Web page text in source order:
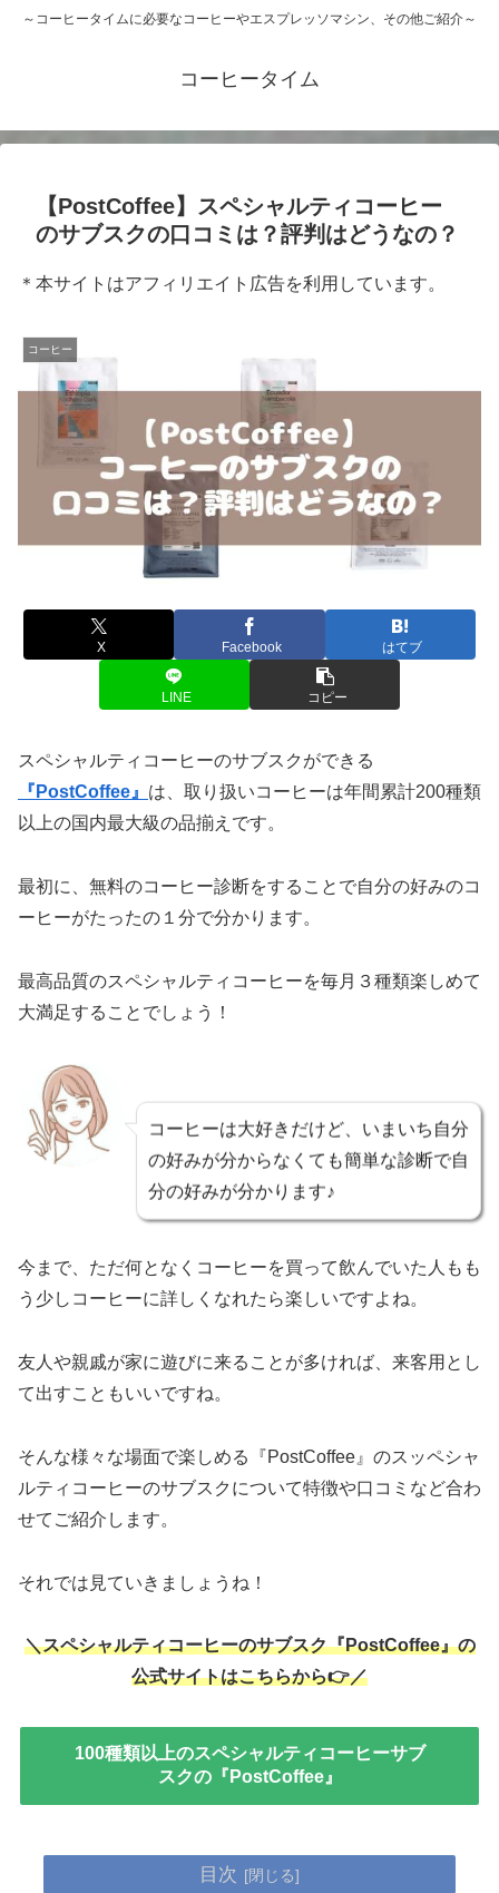
～コーヒータイムに必要なコーヒーやエスプレッソマシン、その他ご紹介～
コーヒータイム
【PostCoffee】スペシャルティコーヒー
のサブスクの口コミは？評判はどうなの？
＊本サイトはアフィリエイト広告を利用しています。
コーヒー
X Facebook はてブ
LINE コピー
スペシャルティコーヒーのサブスクができる
『PostCoffee』 は、取り扱いコーヒーは年間累計200種類
以上の国内最大級の品揃えです。
最初に、無料のコーヒー診断をすることで自分の好みのコ
ーヒーがたったの１分で分かります。
最高品質のスペシャルティコーヒーを毎月３種類楽しめて
大満足することでしょう！
コーヒーは大好きだけど、いまいち自分
の好みが分からなくても簡単な診断で自
分の好みが分かります♪
今まで、ただ何となくコーヒーを買って飲んでいた人もも
う少しコーヒーに詳しくなれたら楽しいですよね。
友人や親戚が家に遊びに来ることが多ければ、来客用とし
て出すこともいいですね。
そんな様々な場面で楽しめる『PostCoffee』のスッペシャ
ルティコーヒーのサブスクについて特徴や口コミなど合わ
せてご紹介します。
それでは見ていきましょうね！
＼スペシャルティコーヒーのサブスク『PostCoffee』の
公式サイトはこちらから👉／
100種類以上のスペシャルティコーヒーサブ
スクの『PostCoffee』
目次